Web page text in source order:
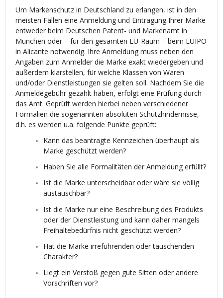
Um Markenschutz in Deutschland zu erlangen, ist in den
meisten Fällen eine Anmeldung und Eintragung Ihrer Marke
entweder beim Deutschen Patent- und Markenamt in
München oder – für den gesamten EU-Raum – beim EUIPO
in Alicante notwendig. Ihre Anmeldung muss neben den
Angaben zum Anmelder die Marke exakt wiedergeben und
außerdem klarstellen, für welche Klassen von Waren
und/oder Dienstleistungen sie gelten soll. Nachdem Sie die
Anmeldegebühr gezahlt haben, erfolgt eine Prüfung durch
das Amt. Geprüft werden hierbei neben verschiedener
Formalien die sogenannten absoluten Schutzhindernisse,
d.h. es werden u.a. folgende Punkte geprüft:
Kann das beantragte Kennzeichen überhaupt als
Marke geschützt werden?
Haben Sie alle Formalitäten der Anmeldung erfüllt?
Ist die Marke unterscheidbar oder wäre sie völlig
austauschbar?
Ist die Marke nur eine Beschreibung des Produkts
oder der Dienstleistung und kann daher mangels
Freihaltebedürfnis nicht geschützt werden?
Hat die Marke irreführenden oder täuschenden
Charakter?
Liegt ein Verstoß gegen gute Sitten oder andere
Vorschriften vor?